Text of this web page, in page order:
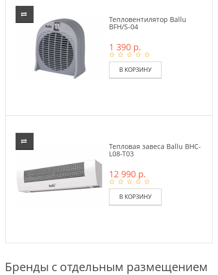
Тепловентилятор Ballu
BFH/S-04
1 390 р.
В КОРЗИНУ
Тепловая завеса Ballu BHC-
L08-T03
12 990 р.
В КОРЗИНУ
Бренды с отдельным размещением